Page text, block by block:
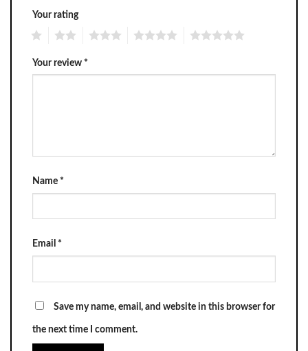
Your rating
Your review *
Name *
Email *
Save my name, email, and website in this browser for
the next time I comment.